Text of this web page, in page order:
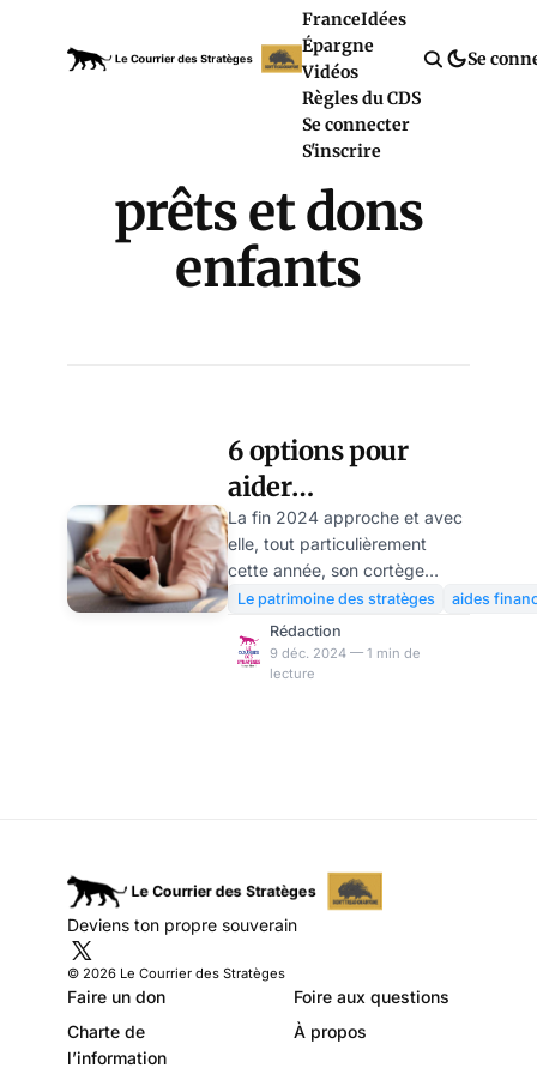
FranceIdées
Épargne
Vidéos
Règles du CDS
Se connecter
S'inscrire
Se
prêts et dons
enfants
6 options pour
aider
financièrement
vos enfants dans la
tempête qui
vient.Dossier N°57
La fin 2024 approche et avec
elle, tout particulièrement
cette année, son cortège
d’incertitudes quant aux
nouvelles mesures de la loi de
finances 2025 : tout a été fait,
défait, refait, puis redéfait et
budget 2024 suite à la
censure du Gouvernement
Barnier pourrait empêcher le «
shutdown » à la française
Le patrimoine des stratèges
aides
Rédaction
9 déc. 2024 — 1 min de
lecture
Deviens ton propre souverain
© 2026 Le Courrier des Stratèges
Faire un don
Foire aux questions
Charte de
l’information
À propos